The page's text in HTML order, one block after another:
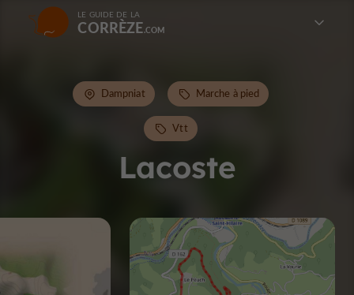
LE GUIDE DE LA
CORRÈZE
Lacoste
Dampniat Marche à pied
Vtt